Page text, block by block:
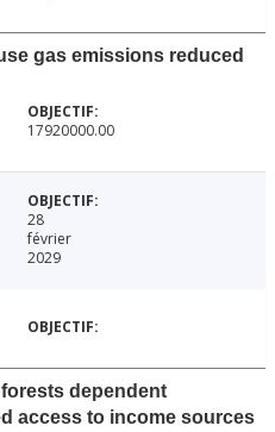
gas emissions reduced
17920000.00
28
février
2029
forests dependent
access to income sources